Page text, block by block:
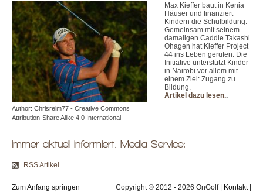
Author: Chrisreim77 - Creative Commons
Attribution-Share Alike 4.0 International
Max Kieffer baut in Kenia
Häuser und finanziert
Kindern die Schulbildung.
Gemeinsam mit seinem
damaligen Caddie Takashi
Ohagen hat Kieffer Project
44 ins Leben gerufen. Die
Initiative unterstützt Kinder
in Nairobi vor allem mit
einem Ziel: Zugang zu
Bildung.
Artikel dazu lesen..
Immer aktuell informiert. Media Service:
RSS Artikel
Zum Anfang springen Copyright © 2012 - 2026 OnGolf | Kontakt|